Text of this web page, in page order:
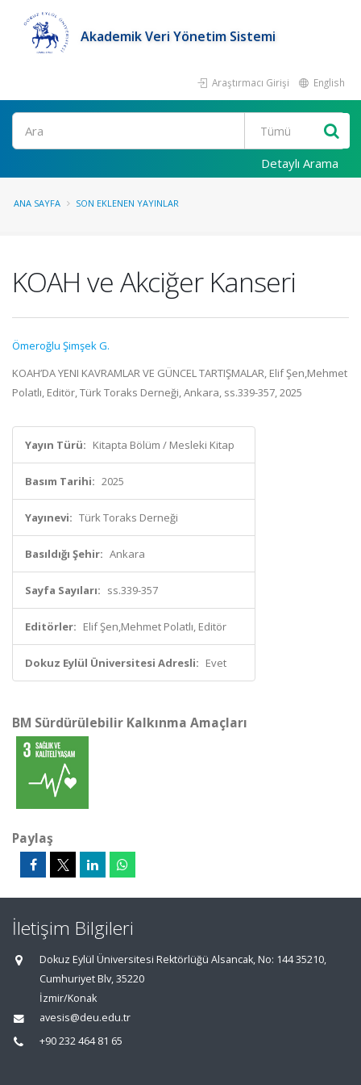
Akademik Veri Yönetim Sistemi
Araştırmacı Girişi English
Ara
Detaylı Arama
ANA SAYFA SON EKLENEN YAYINLAR
KOAH ve Akciğer Kanseri
Ömeroğlu Şimşek G.
KOAH’DA YENI KAVRAMLAR VE GÜNCEL TARTIŞMALAR, Elif Şen,Mehmet
Polatlı, Editör, Türk Toraks Derneği, Ankara, ss.339-357, 2025
Yayın Türü: Kitapta Bölüm / Mesleki Kitap
Basım Tarihi: 2025
Yayınevi: Türk Toraks Derneği
Basıldığı Şehir: Ankara
Sayfa Sayıları: ss.339-357
Editörler: Elif Şen,Mehmet Polatlı, Editör
Dokuz Eylül Üniversitesi Adresli: Evet
BM Sürdürülebilir Kalkınma Amaçları
Paylaş
İletişim Bilgileri
Dokuz Eylül Üniversitesi Rektörlüğü Alsancak, No: 144 35210,
Cumhuriyet Blv, 35220
İzmir/Konak
avesis@deu.edu.tr
+90 232 464 81 65